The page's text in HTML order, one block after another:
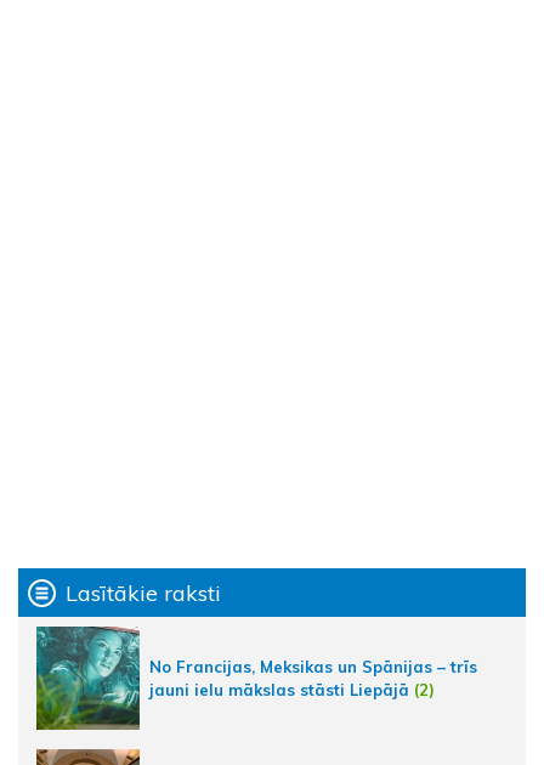
Lasītākie raksti
No Francijas, Meksikas un Spānijas – trīs
jauni ielu mākslas stāsti Liepājā (2)